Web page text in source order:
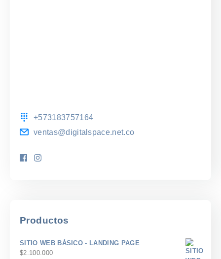
+573183757164
ventas@digitalspace.net.co
Productos
SITIO WEB BÁSICO - LANDING PAGE
$2.100.000